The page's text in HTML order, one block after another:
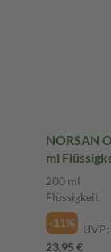
NORSAN
ml
200 ml
Flüssigkeit
-11%
UVP:
23,95 €